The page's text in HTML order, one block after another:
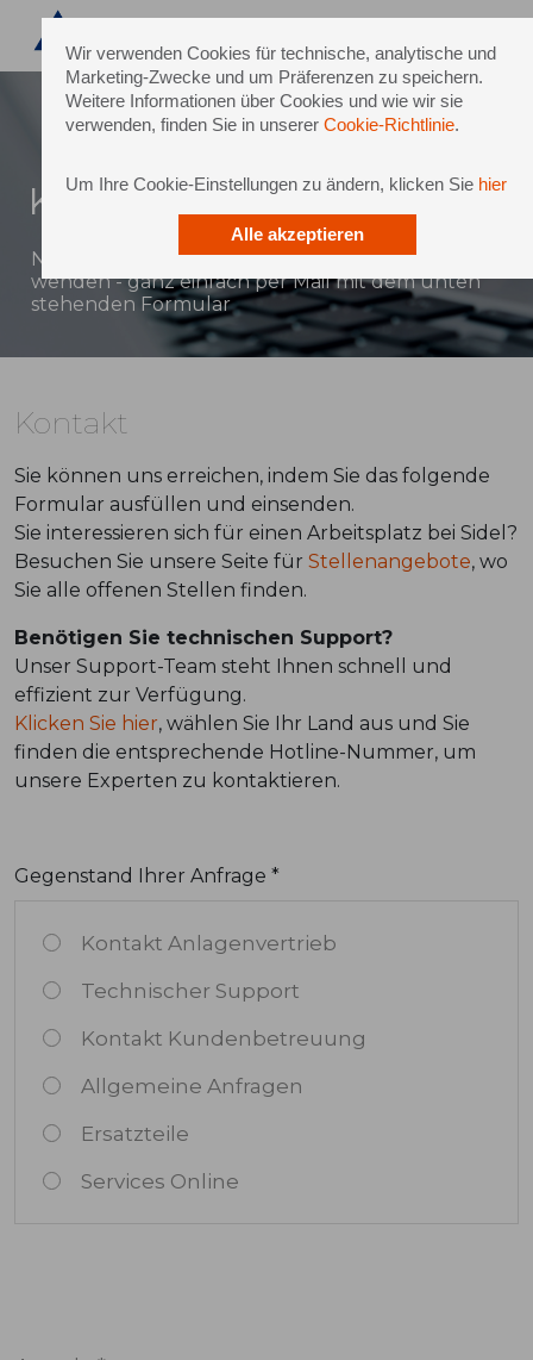
Wir verwenden Cookies für technische, analytische und
Marketing-Zwecke und um Präferenzen zu speichern.
Weitere Informationen über Cookies und wie wir sie
verwenden, finden Sie in unserer Cookie-Richtlinie.
Um Ihre Cookie-Einstellungen zu ändern, klicken Sie hier
Alle akzeptieren
Kontakt
Natürlich können Sie sich auch direkt an Sidel
wenden - ganz einfach per Mail mit dem unten
stehenden Formular
Kontakt
Sie können uns erreichen, indem Sie das folgende
Formular ausfüllen und einsenden.
Sie interessieren sich für einen Arbeitsplatz bei Sidel?
Besuchen Sie unsere Seite für Stellenangebote, wo
Sie alle offenen Stellen finden.
Benötigen Sie technischen Support?
Unser Support-Team steht Ihnen schnell und
effizient zur Verfügung.
Klicken Sie hier, wählen Sie Ihr Land aus und Sie
finden die entsprechende Hotline-Nummer, um
unsere Experten zu kontaktieren.
Gegenstand Ihrer Anfrage *
Kontakt Anlagenvertrieb
Technischer Support
Kontakt Kundenbetreuung
Allgemeine Anfragen
Ersatzteile
Services Online